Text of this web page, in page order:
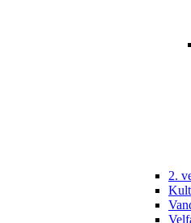
2.